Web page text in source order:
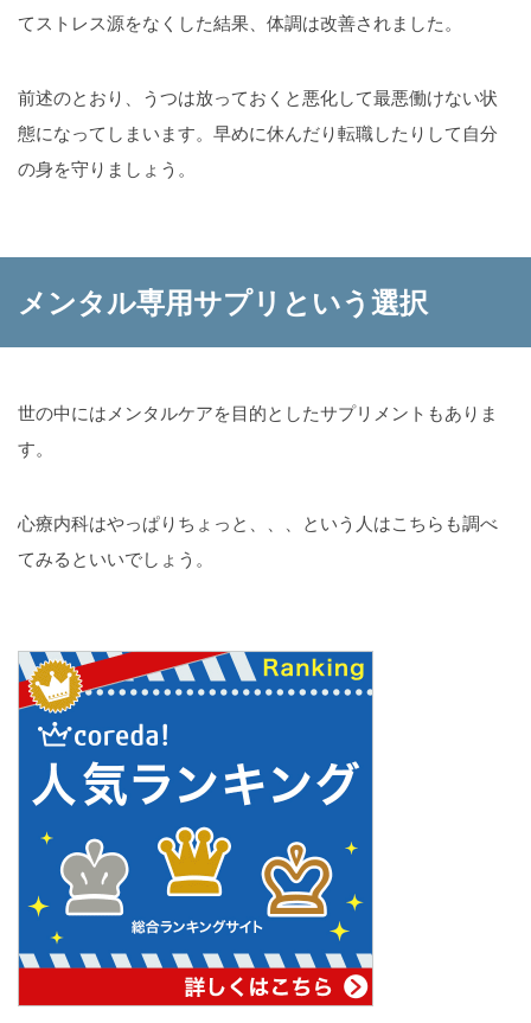
てストレス源をなくした結果、体調は改善されました。
前述のとおり、うつは放っておくと悪化して最悪働けない状
態になってしまいます。早めに休んだり転職したりして自分
の身を守りましょう。
メンタル専用サプリという選択
世の中にはメンタルケアを目的としたサプリメントもありま
す。
心療内科はやっぱりちょっと、、、という人はこちらも調べ
てみるといいでしょう。